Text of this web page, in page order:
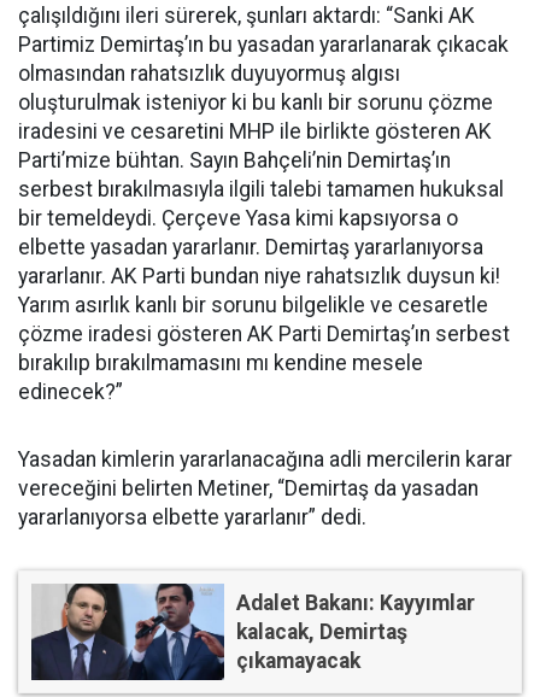
çalışıldığını ileri sürerek, şunları aktardı: “Sanki AK
Partimiz Demirtaş’ın bu yasadan yararlanarak çıkacak
olmasından rahatsızlık duyuyormuş algısı
oluşturulmak isteniyor ki bu kanlı bir sorunu çözme
iradesini ve cesaretini MHP ile birlikte gösteren AK
Parti’mize bühtan. Sayın Bahçeli’nin Demirtaş’ın
serbest bırakılmasıyla ilgili talebi tamamen hukuksal
bir temeldeydi. Çerçeve Yasa kimi kapsıyorsa o
elbette yasadan yararlanır. Demirtaş yararlanıyorsa
yararlanır. AK Parti bundan niye rahatsızlık duysun ki!
Yarım asırlık kanlı bir sorunu bilgelikle ve cesaretle
çözme iradesi gösteren AK Parti Demirtaş’ın serbest
bırakılıp bırakılmamasını mı kendine mesele
edinecek?”
Yasadan kimlerin yararlanacağına adli mercilerin karar
vereceğini belirten Metiner, “Demirtaş da yasadan
yararlanıyorsa elbette yararlanır” dedi.
Adalet Bakanı: Kayyımlar
kalacak, Demirtaş
çıkamayacak